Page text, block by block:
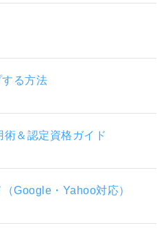
る方法
＆認定資格ガイド
Google・Yahoo対応）